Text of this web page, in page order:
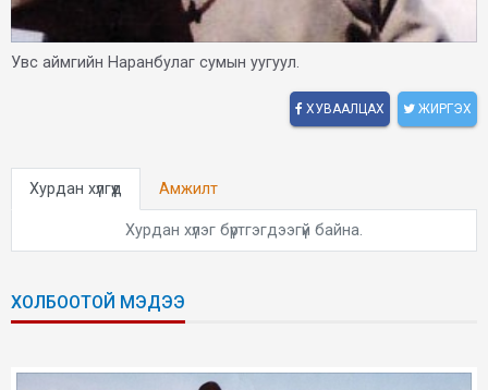
Увс аймгийн Наранбулаг сумын уугуул.
ХУВААЛЦАХ ЖИРГЭХ
Хурдан хүлгүүд Амжилт
Хурдан хүлэг бүртгэгдээгүй байна.
ХОЛБООТОЙ МЭДЭЭ